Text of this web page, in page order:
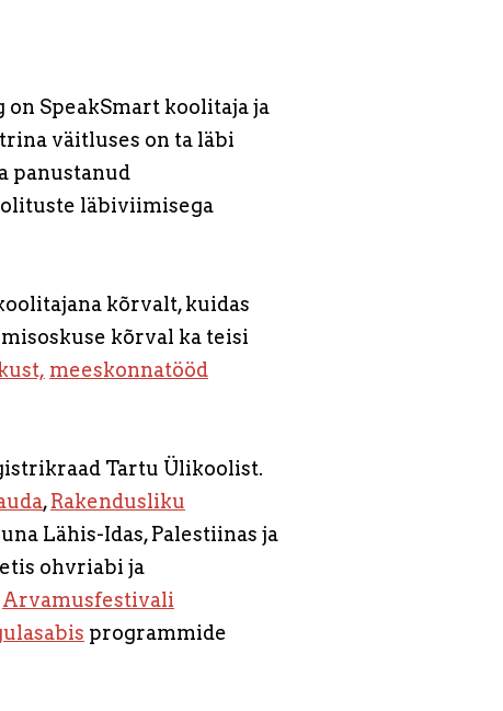
on SpeakSmart koolitaja ja
väitluses on ta läbi
panustanud
läbiviimisega
kõrvalt, kuidas
kõrval ka teisi
meeskonnatööd
Tartu Ülikoolist.
,Rakendusliku
Lähis-Idas, Palestiinas ja
ohvriabi ja
Arvamusfestivali
programmide